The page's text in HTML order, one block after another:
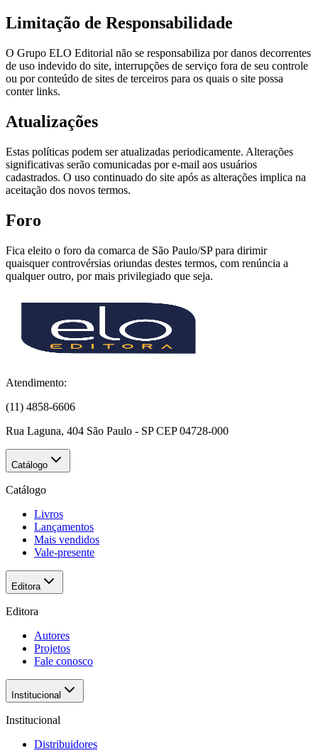
Limitação de Responsabilidade
O Grupo ELO Editorial não se responsabiliza por danos decorrentes
de uso indevido do site, interrupções de serviço fora de seu controle
ou por conteúdo de sites de terceiros para os quais o site possa
conter links.
Atualizações
Estas políticas podem ser atualizadas periodicamente. Alterações
significativas serão comunicadas por e-mail aos usuários
cadastrados. O uso continuado do site após as alterações implica na
aceitação dos novos termos.
Foro
Fica eleito o foro da comarca de São Paulo/SP para dirimir
quaisquer controvérsias oriundas destes termos, com renúncia a
qualquer outro, por mais privilegiado que seja.
Atendimento:
(11) 4858-6606
Rua Laguna, 404 São Paulo - SP CEP 04728-000
Catálogo
Catálogo
Livros
Lançamentos
Mais vendidos
Vale-presente
Editora
Editora
Autores
Projetos
Fale conosco
Institucional
Institucional
Distribuidores